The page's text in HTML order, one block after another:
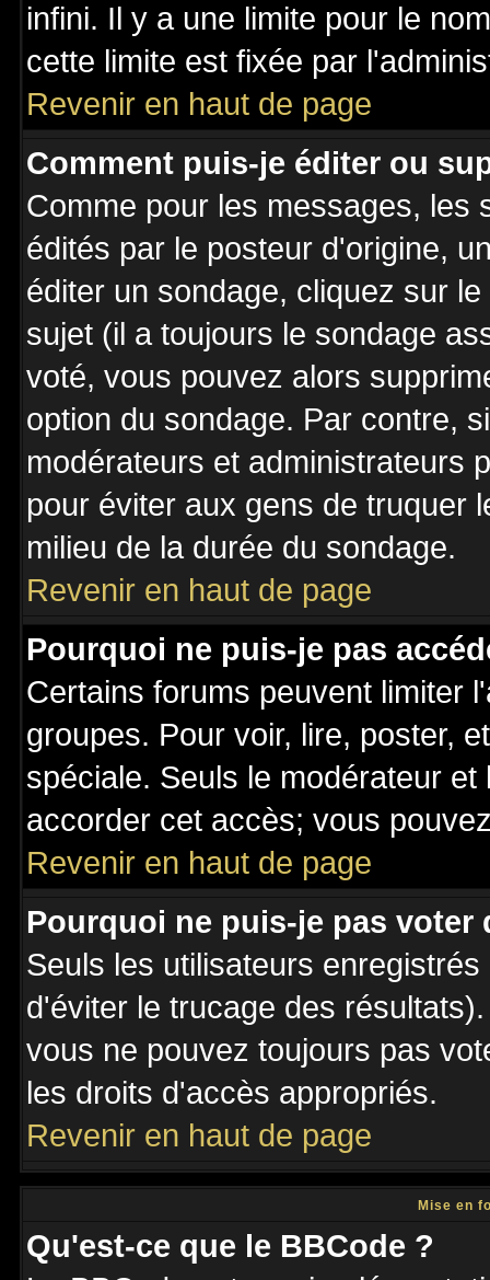
infini. Il y a une limite pour le
cette limite est fixée par
Revenir en haut de page
Comment puis-je éditer ou
Comme pour les messages, les
édités par le posteur d'origine,
éditer un sondage, cliquez sur
sujet (il a toujours le sondage
voté, vous pouvez alors
option du sondage. Par contre,
modérateurs et administrateurs
pour éviter aux gens de truquer
milieu de la durée du sondage.
Revenir en haut de page
Pourquoi ne puis-je pas
Certains forums peuvent limiter
groupes. Pour voir, lire, poster,
spéciale. Seuls le modérateur
accorder cet accès; vous
Revenir en haut de page
Pourquoi ne puis-je pas voter
Seuls les utilisateurs
d'éviter le trucage des
vous ne pouvez toujours pas
les droits d'accès appropriés.
Revenir en haut de page
Mise en
Qu'est-ce que le BBCode ?